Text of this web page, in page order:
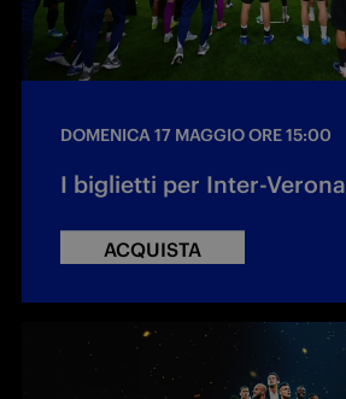
DOMENICA 17 MAGGIO ORE 15:00
I biglietti per Inter-Verona
ACQUISTA